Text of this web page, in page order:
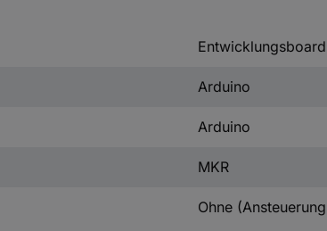
Entwicklungsboard
Arduino
Arduino
MKR
Ohne